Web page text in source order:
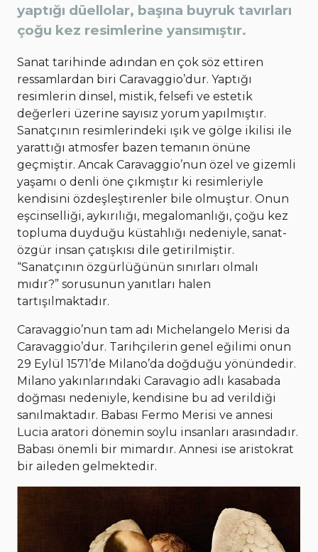
yaptığı düellolar, başına buyruk tavırları
çoğu kez resimlerine yansımıştır.
Sanat tarihinde adından en çok söz ettiren
ressamlardan biri Caravaggio’dur. Yaptığı
resimlerin dinsel, mistik, felsefi ve estetik
değerleri üzerine sayısız yorum yapılmıştır.
Sanatçının resimlerindeki ışık ve gölge ikilisi ile
yarattığı atmosfer bazen temanın önüne
geçmiştir. Ancak Caravaggio’nun özel ve gizemli
yaşamı o denli öne çıkmıştır ki resimleriyle
kendisini özdeşleştirenler bile olmuştur. Onun
eşcinselliği, aykırılığı, megalomanlığı, çoğu kez
topluma duyduğu küstahlığı nedeniyle, sanat-
özgür insan çatışkısı dile getirilmiştir.
“Sanatçının özgürlüğünün sınırları olmalı
mıdır?” sorusunun yanıtları halen
tartışılmaktadır.
Caravaggio’nun tam adı Michelangelo Merisi da
Caravaggio’dur. Tarihçilerin genel eğilimi onun
29 Eylül 1571’de Milano’da doğduğu yönündedir.
Milano yakınlarındaki Caravagio adlı kasabada
doğması nedeniyle, kendisine bu ad verildiği
sanılmaktadır. Babası Fermo Merisi ve annesi
Lucia aratori dönemin soylu insanları arasındadır.
Babası önemli bir mimardır. Annesi ise aristokrat
bir aileden gelmektedir.